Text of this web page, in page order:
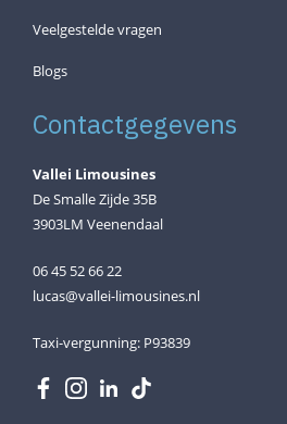
Veelgestelde vragen
Blogs
Contactgegevens
Vallei Limousines
De Smalle Zijde 35B
3903LM Veenendaal
06 45 52 66 22
lucas@vallei-limousines.nl
Taxi-vergunning: P93839